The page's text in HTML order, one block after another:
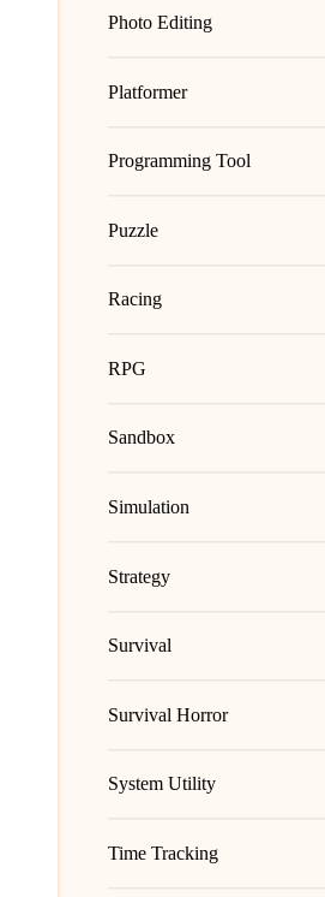
Photo Editing
Platformer
Programming Tool
Puzzle
Racing
RPG
Sandbox
Simulation
Strategy
Survival
Survival Horror
System Utility
Time Tracking